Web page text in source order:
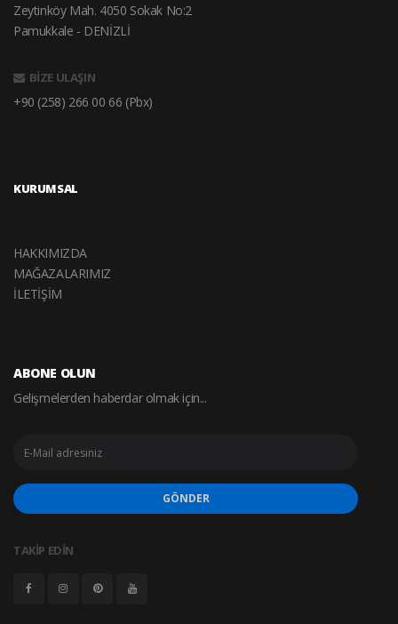
Zeytinköy Mah. 4050 Sokak No:2
Pamukkale - DENİZLİ
BİZE ULAŞIN
+90 (258) 266 00 66 (Pbx)
KURUMSAL
HAKKIMIZDA
MAĞAZALARIMIZ
İLETİŞİM
ABONE OLUN
Gelişmelerden haberdar olmak için...
GÖNDER
TAKİP EDİN